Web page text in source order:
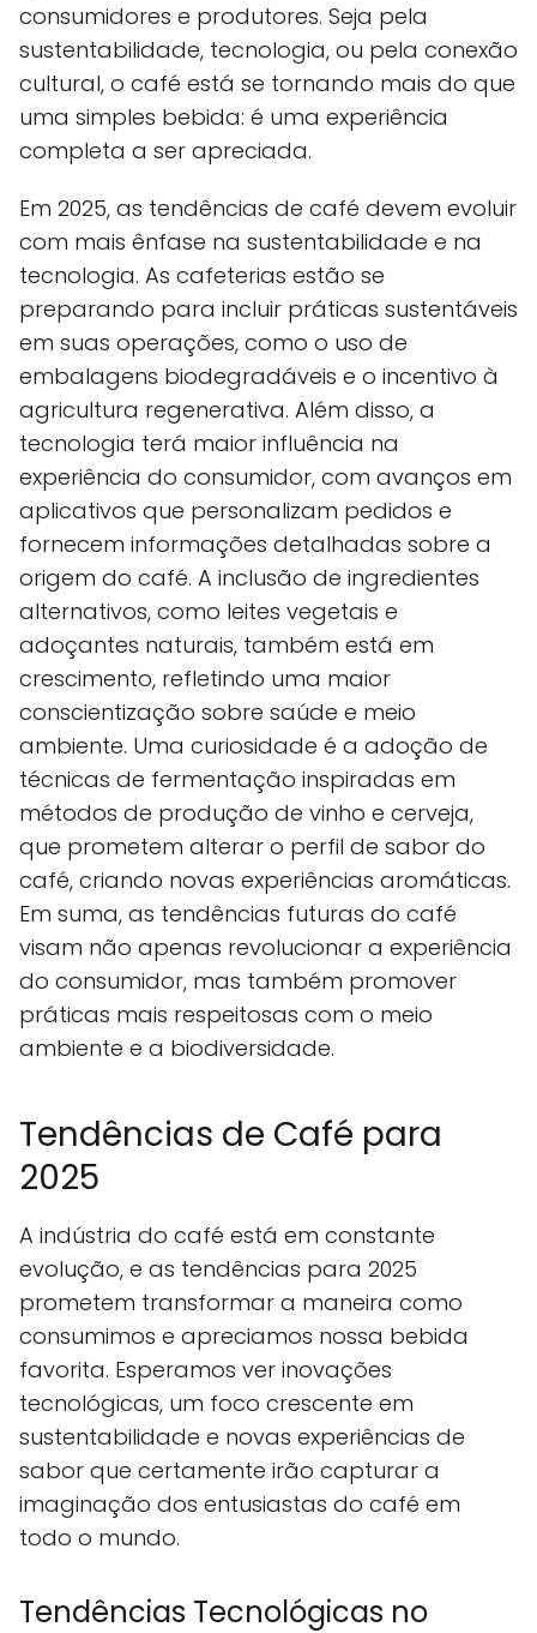
consumidores e produtores. Seja pela
sustentabilidade, tecnologia, ou pela conexão
cultural, o café está se tornando mais do que
uma simples bebida: é uma experiência
completa a ser apreciada.
Em 2025, as tendências de café devem evoluir
com mais ênfase na sustentabilidade e na
tecnologia. As cafeterias estão se
preparando para incluir práticas sustentáveis
em suas operações, como o uso de
embalagens biodegradáveis e o incentivo à
agricultura regenerativa. Além disso, a
tecnologia terá maior influência na
experiência do consumidor, com avanços em
aplicativos que personalizam pedidos e
fornecem informações detalhadas sobre a
origem do café. A inclusão de ingredientes
alternativos, como leites vegetais e
adoçantes naturais, também está em
crescimento, refletindo uma maior
conscientização sobre saúde e meio
ambiente. Uma curiosidade é a adoção de
técnicas de fermentação inspiradas em
métodos de produção de vinho e cerveja,
que prometem alterar o perfil de sabor do
café, criando novas experiências aromáticas.
Em suma, as tendências futuras do café
visam não apenas revolucionar a experiência
do consumidor, mas também promover
práticas mais respeitosas com o meio
ambiente e a biodiversidade.
Tendências de Café para
2025
A indústria do café está em constante
evolução, e as tendências para 2025
prometem transformar a maneira como
consumimos e apreciamos nossa bebida
favorita. Esperamos ver inovações
tecnológicas, um foco crescente em
sustentabilidade e novas experiências de
sabor que certamente irão capturar a
imaginação dos entusiastas do café em
todo o mundo.
Tendências Tecnológicas no